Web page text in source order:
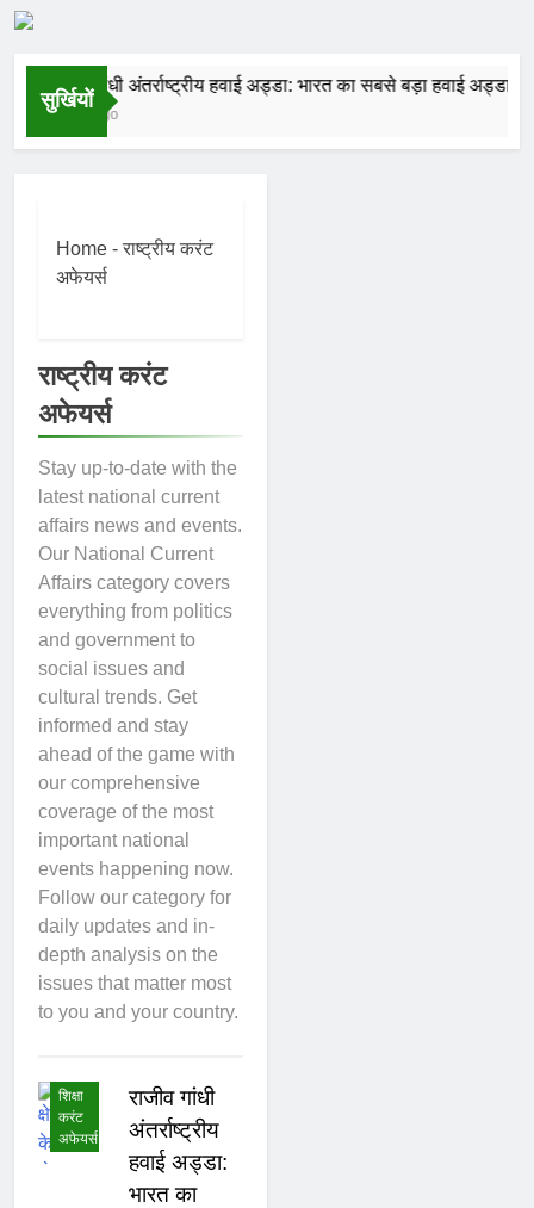
सुर्खियों
राजीव गांधी अंतर्राष्ट्रीय हवाई अड्डा: भारत का सबसे बड़ा हवाई अड्डा और
1 Year Ago
Home -राष्ट्रीय करंट
अफेयर्स
राष्ट्रीय करंट
अफेयर्स
Stay up-to-date with the
latest national current
affairs news and events.
Our National Current
Affairs category covers
everything from politics
and government to
social issues and
cultural trends. Get
informed and stay
ahead of the game with
our comprehensive
coverage of the most
important national
events happening now.
Follow our category for
daily updates and in-
depth analysis on the
issues that matter most
to you and your country.
तेलंगाना
शिक्षा
करंट
अफेयर्स
राजीव गांधी
अंतर्राष्ट्रीय
हवाई अड्डा:
भारत का